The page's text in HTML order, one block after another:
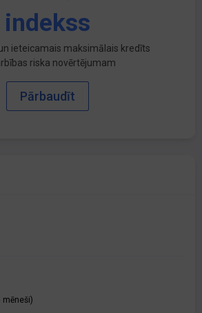
indekss
ieteicamais maksimālais kredīts
riska novērtējumam
Pārbaudīt
mēneši)